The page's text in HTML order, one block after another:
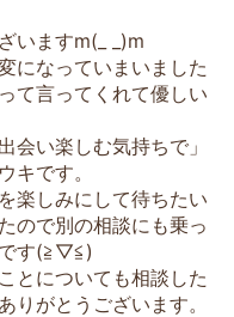
いますm(_ _)m
になっていまいました
て言ってくれて優しい
会い楽しむ気持ちで」
キです。
楽しみにして待ちたい
ので別の相談にも乗っ
です(≧▽≦)
とについても相談した
りがとうございます。